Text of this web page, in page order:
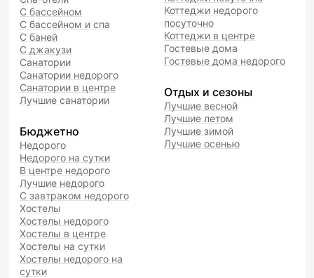
С бассейном
С бассейном и спа
С баней
С джакузи
Санатории
Санатории недорого
Санатории в центре
Лучшие санатории
Бюджетно
Недорого
Недорого на сутки
В центре недорого
Лучшие недорого
С завтраком недорого
Хостелы
Хостелы недорого
Хостелы в центре
Хостелы на сутки
Хостелы недорого на
сутки
Коттеджи недорого
посуточно
Коттеджи в центре
Гостевые дома
Гостевые дома недорого
Отдых и сезоны
Лучшие весной
Лучшие летом
Лучшие зимой
Лучшие осенью